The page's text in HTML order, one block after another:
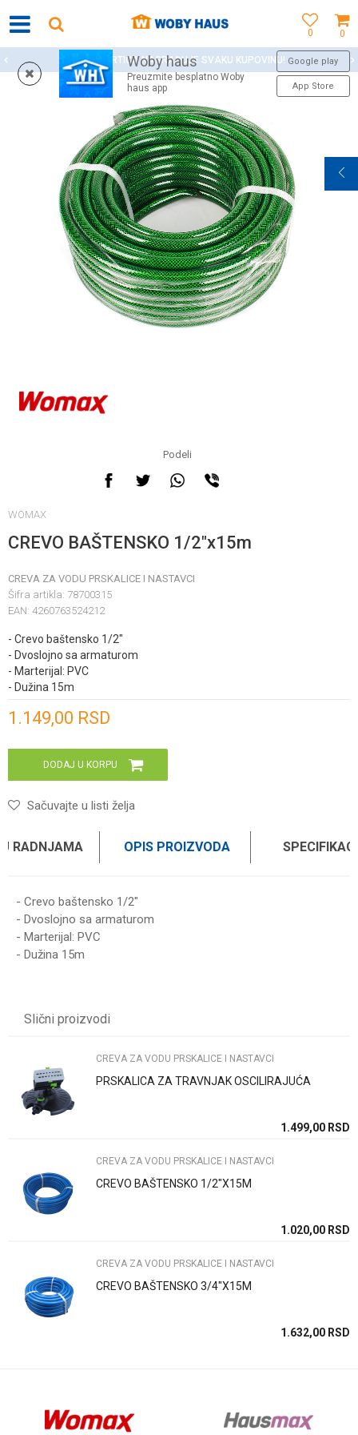
0
0
Woby haus
Preuzmite besplatno Woby
haus app
Google play
App Store
WOBY KARTICA NAGRAĐUJE SVAKU KUPOVINU!
Podeli
WOMAX
CREVO BAŠTENSKO 1/2"x15m
CREVA ZA VODU PRSKALICE I NASTAVCI
Šifra artikla: 78700315
EAN: 4260763524212
- Crevo baštensko 1/2"
- Dvoslojno sa armaturom
- Marterijal: PVC
- Dužina 15m
1.149,00 RSD
DODAJ U KORPU
Sačuvajte u listi želja
RADNJAMA OPIS PROIZVODA
- Crevo baštensko 1/2"
- Dvoslojno sa armaturom
- Marterijal: PVC
- Dužina 15m
Poruka
Anti-spam zaštita - izračunajte koliko je 4 + 1 :
POŠALJI
Slični proizvodi
CREVA ZA VODU PRSKALICE I NASTAVCI
PRSKALICA ZA TRAVNJAK OSCILIRAJUĆA
1.499,00 RSD
CREVA ZA VODU PRSKALICE I NASTAVCI
CREVO BAŠTENSKO 1/2"X15M
1.020,00 RSD
CREVA ZA VODU PRSKALICE I NASTAVCI
CREVO BAŠTENSKO 3/4"X15M
1.632,00 RSD